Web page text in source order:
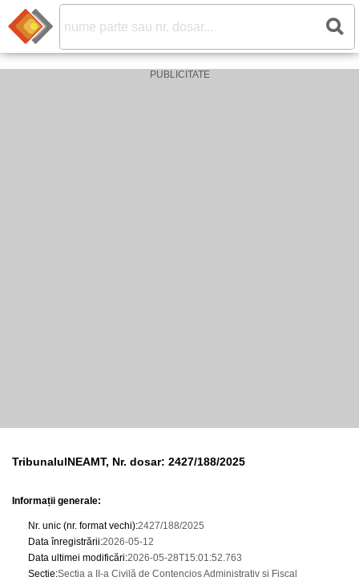
TribunalulNEAMT, Nr. dosar: 2427/188/2025
Informații generale:
Nr. unic (nr. format vechi):2427/188/2025
Data înregistrării:2026-05-12
Data ultimei modificări:2026-05-28T15:01:52.763
Secție:Sectia a II-a Civilă de Contencios Administrativ şi Fiscal